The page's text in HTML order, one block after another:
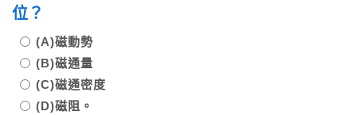
位？
(A)磁動勢
(B)磁通量
(C)磁通密度
(D)磁阻。